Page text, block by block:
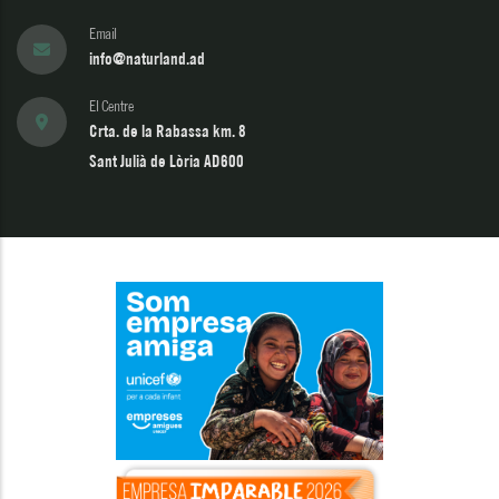
Email
info@naturland.ad
El Centre
Crta. de la Rabassa km. 8
Sant Julià de Lòria AD600